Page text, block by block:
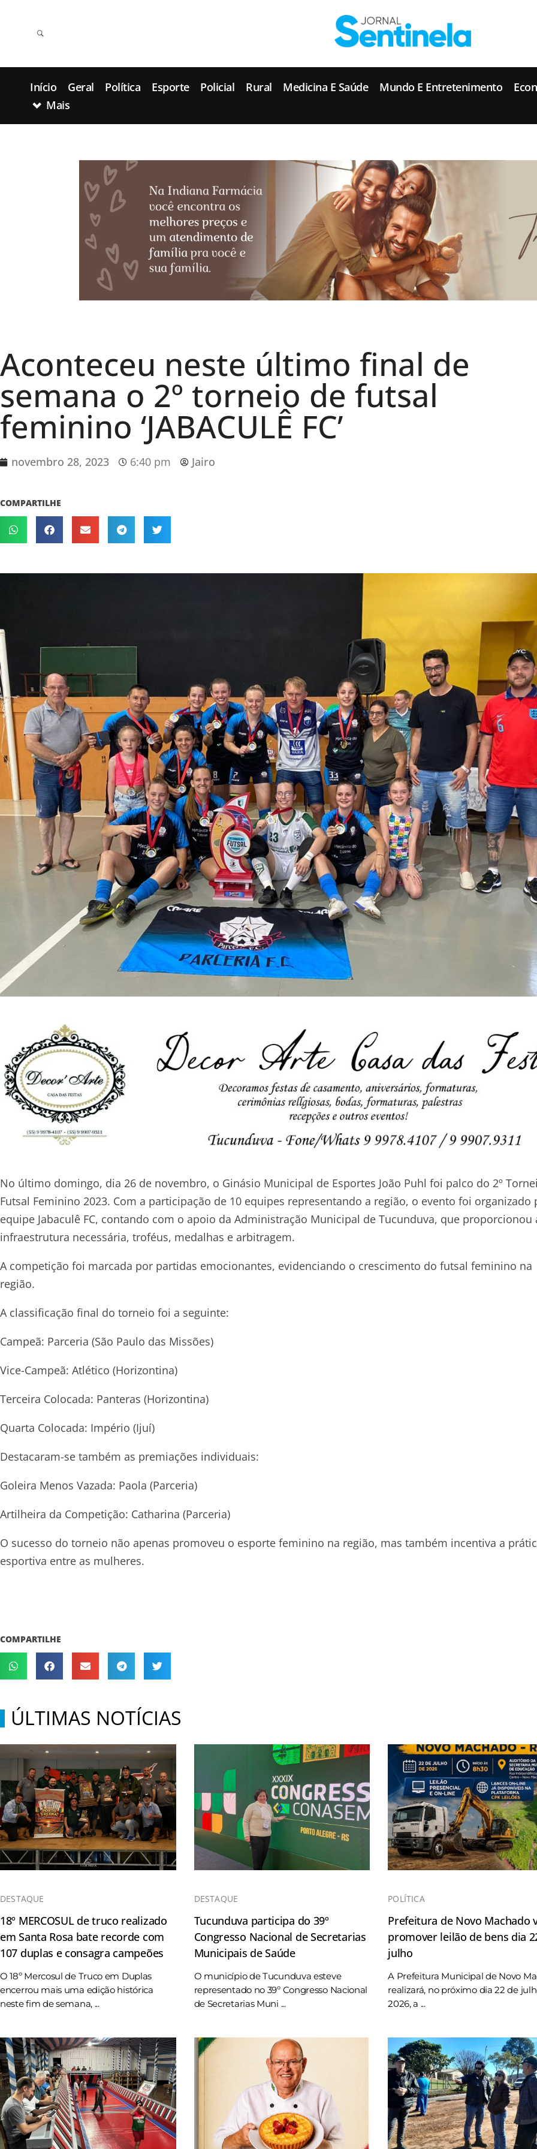
Início Geral Política Esporte Policial Rural Medicina E Saúde Mundo E Entretenimento
Mais
Aconteceu neste último final de
semana o 2º torneio de futsal
feminino ‘JABACULÊ FC’
novembro 28, 2023 6:40 pm Jairo
COMPARTILHE
No último domingo, dia 26 de novembro, o Ginásio Municipal de Esportes João Puhl foi palco do 2º
Futsal Feminino 2023. Com a participação de 10 equipes representando a região, o evento foi organizado
equipe Jabaculê FC, contando com o apoio da Administração Municipal de Tucunduva, que proporcionou
infraestrutura necessária, troféus, medalhas e arbitragem.
A competição foi marcada por partidas emocionantes, evidenciando o crescimento do futsal feminino na
região.
A classificação final do torneio foi a seguinte:
Campeã: Parceria (São Paulo das Missões)
Vice-Campeã: Atlético (Horizontina)
Terceira Colocada: Panteras (Horizontina)
Quarta Colocada: Império (Ijuí)
Destacaram-se também as premiações individuais:
Goleira Menos Vazada: Paola (Parceria)
Artilheira da Competição: Catharina (Parceria)
O sucesso do torneio não apenas promoveu o esporte feminino na região, mas também incentiva a
esportiva entre as mulheres.
COMPARTILHE
ÚLTIMAS NOTÍCIAS
DESTAQUE
18º MERCOSUL de truco realizado
em Santa Rosa bate recorde com
107 duplas e consagra campeões
O 18º Mercosul de Truco em Duplas
encerrou mais uma edição histórica
neste fim de semana, ...
DESTAQUE
Tucunduva participa do 39º
Congresso Nacional de Secretarias
Municipais de Saúde
O município de Tucunduva esteve
representado no 39º Congresso Nacional
de Secretarias Muni ...
POLÍTICA
Prefeitura de Novo Machado
promover leilão de bens dia
julho
A Prefeitura Municipal de Novo
realizará, no próximo dia 22 de
2026, a ...